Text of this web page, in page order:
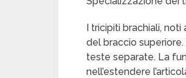
I tricipiti brachiali,
del braccio
teste separate. La
nell’estendere